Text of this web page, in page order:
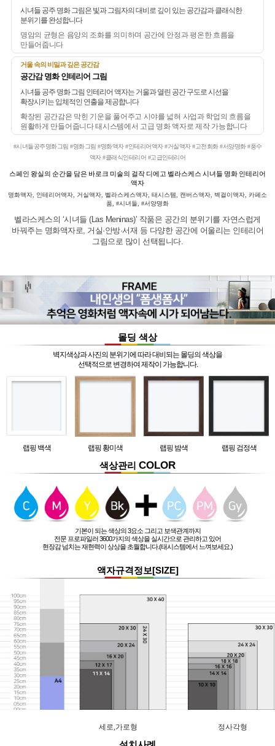
시녀들 공주 명화 그림은 빛과 그림자의 대비로 깊이 있는 공간감과 클래식한
분위기를 완성합니다
명암의 균형은 음양의 조화를 의미하며 공간에 안정과 평온한 흐름을
만들어줍니다
거울 속의 비밀과 깊은 공간감
공간감 명화 인테리어 그림
시녀들 공주 명화 그림 인테리어 액자는 거울과 열린 공간 구도로 시선을
확장시키는 입체적인 연출을 제공합니다
확장된 공간감은 막힌 기운을 풀어주고 시야를 넓혀 사업과 학업의 흐름을
원활하게 만들어줍니다 태시스템에서 고급 명화 액자로 제작 가능합니다
#시녀들공주명화그림 #명화그림 #명화액자 #인테리어액자 #거실액자 #고전회화 #서양명화 #풍수
액자 #클래식인테리어 #고급인테리어
스페인 왕실의 순간을 담은 바로크 미술의 걸작 디에고 벨라스케스 시녀들 명화 인테리어
액자
명화액자, 인테리어액자, 거실액자, 벨라스케스액자, 태시스템, 캔버스액자, 벽걸이액자, 카페소
품, #시녀들, #서양명화
벨라스케스의 ‘시녀들 (Las Meninas)’ 작품은 공간의 분위기를 자연스럽게
바꿔주는 명화액자로, 거실·안방·서재 등 다양한 공간에 어울리는 인테리어
그림으로 많이 선택됩니다.
몰딩 색상
벽지색상과 사진의 분위기에 따라 대비되는 몰딩의 색상을
선택적으로 변경하여 제작이 가능합니다.
랩핑 백색 랩핑 황미색 랩핑 밤색 랩핑 검정색
색상관리 COLOR
기본이 되는 색상의 3요소 그리고 보색관계까지
전문 프로파일러 3600가지의 색상을 실시간으로 관리하고 있어
현장감 넘치는 재현력이 상상을 초월합니다.(태시스템에서 느껴보세요.)
액자규격정보[SIZE]
세로,가로형 정사각형